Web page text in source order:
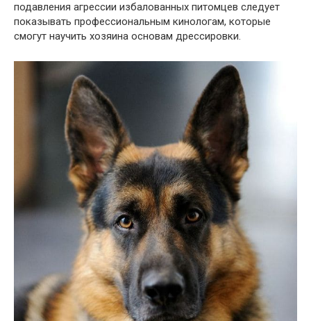
подавления агрессии избалованных питомцев следует
показывать профессиональным кинологам, которые
смогут научить хозяина основам дрессировки.